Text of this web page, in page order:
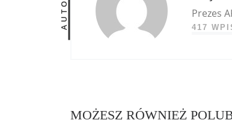
AUTOR Prezes
417
MOŻESZ RÓWNIEŻ